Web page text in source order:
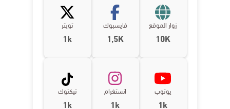
زوار الموقع
10K
فايسبوك
1,5K
تويتر
1k
يوتوب
1k
انستغرام
1k
تيكتوك
1k